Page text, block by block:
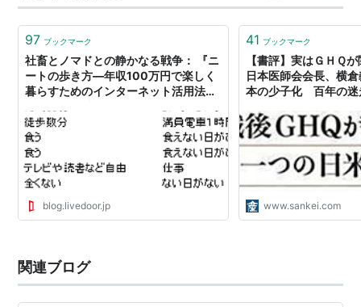
97 ブックマーク
社畜とノマドとの静かなる戦争： 『ニ
ートの歩き方―年収100万円で楽しく
暮らすためのインターネット活用法』
blog.livedoor.jp
41 ブックマーク
【書評】実はＧＨＱ
日本医師会会長、横
本の少子化 百年の
www.sankei.com
関連ブログ